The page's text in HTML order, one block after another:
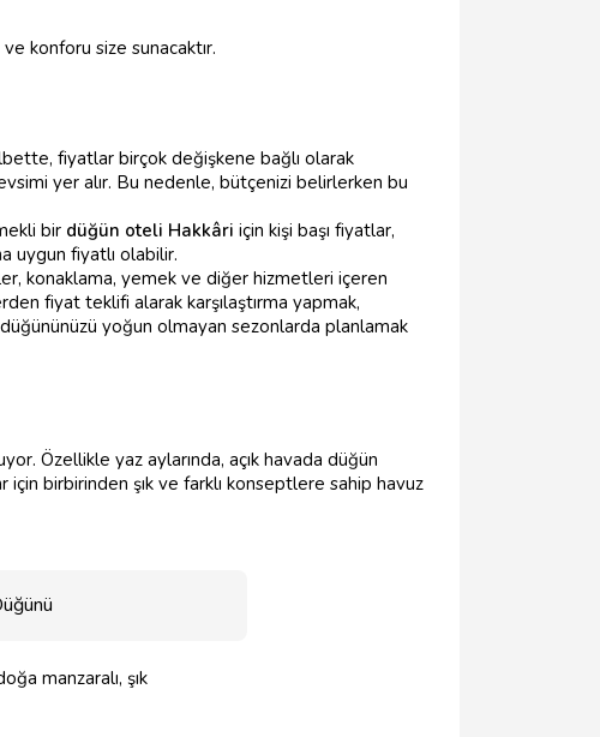
ve konforu size sunacaktır.
fiyatlar birçok değişkene bağlı olarak
yer alır. Bu nedenle, bütçenizi belirlerken bu
bir düğün oteli Hakkâri için kişi başı fiyatlar,
uygun fiyatlı olabilir.
konaklama, yemek ve diğer hizmetleri içeren
fiyat teklifi alarak karşılaştırma yapmak,
yoğun olmayan sezonlarda planlamak
Özellikle yaz aylarında, açık havada düğün
için birbirinden şık ve farklı konseptlere sahip havuz
manzaralı, şık